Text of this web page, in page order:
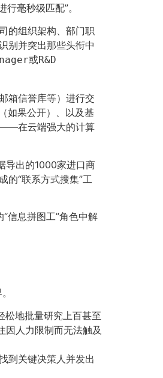
毫秒级匹配”。
的组织架构、部门职
别并突出那些头衔中
或R&D
箱信誉库等）进行交
如果公开）、以及基
——在云端强大的计算
导出的1000家进口商
的“联系方式搜集”工
信息拼图工”角色中解
松地批量研究上百甚至
因人力限制而无法触及
到关键决策人并发出